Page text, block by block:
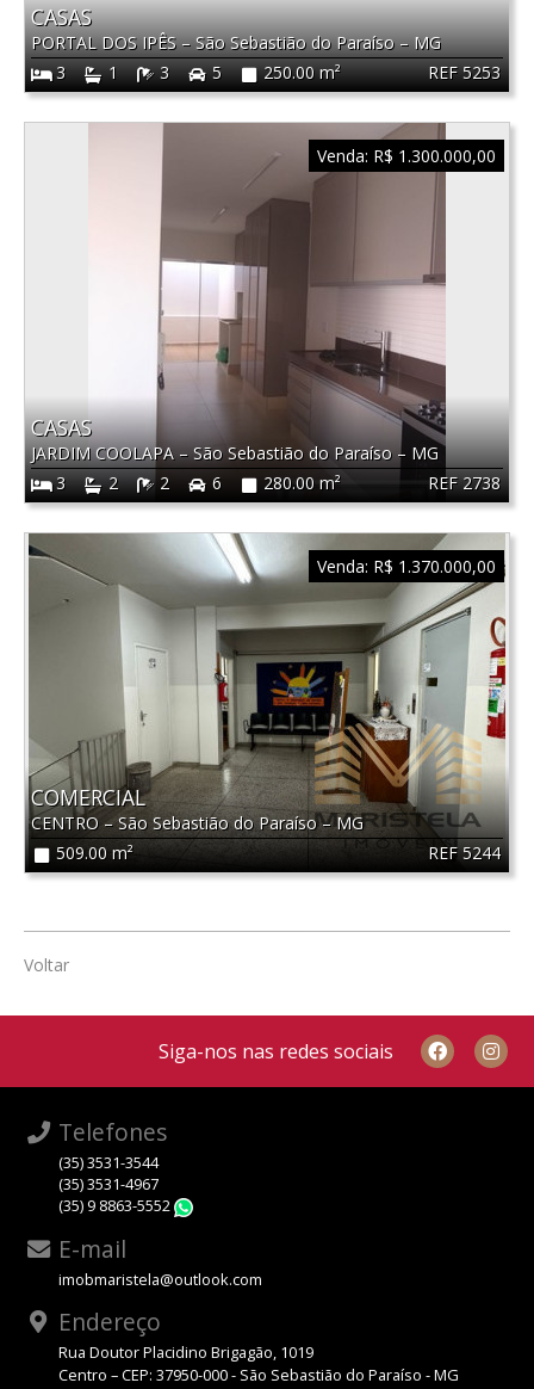
REF 5253
CASAS
PORTAL DOS IPÊS–São Sebastião do Paraíso–MG
3
1 3 5 250.00 m²
REF 2738
CASAS
JARDIM COOLAPA–São Sebastião do Paraíso– MG
3
2 2 6 280.00 m²
Venda: R$ 1.300.000,00
REF 5244
COMERCIAL
CENTRO – São Sebastião do Paraíso–MG
509.00 m²
Venda: R$ 1.370.000,00
Voltar
Siga-nos nas redes sociais
Telefones
(35) 3531-3544
(35) 3531-4967
(35) 9 8863-5552
E-mail
imobmaristela@outlook.com
Endereço
Rua Doutor Placidino Brigagão, 1019
Centro – CEP: 37950-000 - São Sebastião do Paraíso - MG